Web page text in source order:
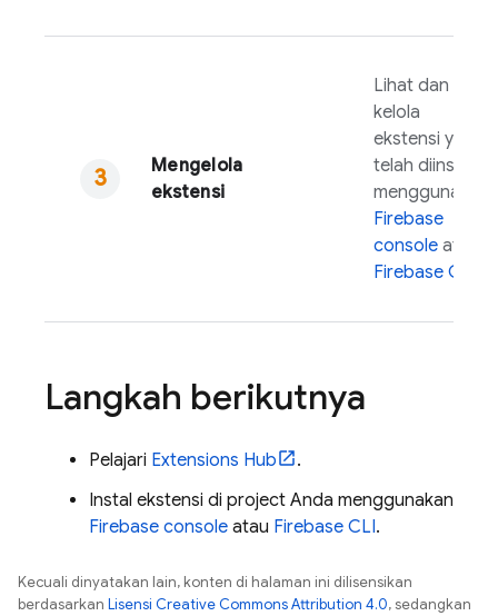
Mengelola
ekstensi
Lihat dan
kelola
ekstensi yang
telah diinstal
menggunakan
Firebase
console atau
Firebase CLI
Langkah berikutnya
Pelajari Extensions Hub
.
Instal ekstensi di project Anda menggunakan
Firebase console atau Firebase CLI.
Kecuali dinyatakan lain, konten di halaman ini dilisensikan
berdasarkan Lisensi Creative Commons Attribution 4.0, sedangkan